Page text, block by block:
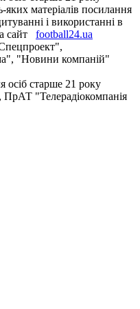
яких матеріалів посилання
і використанні в
сайт
football24.ua
"Новини компаній"
осіб старше 21 року
, ПрАТ "Телерадіокомпанія